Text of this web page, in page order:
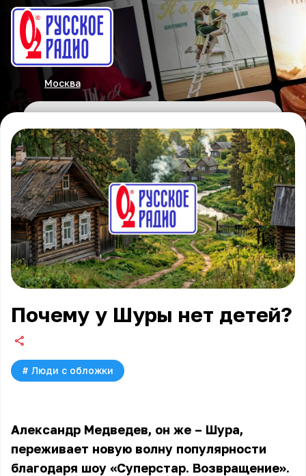
Москва
Почему у Шуры нет детей?
# Люди с обложки
Александр Медведев, он же – Шура,
переживает новую волну популярности
благодаря шоу «Суперстар. Возвращение».